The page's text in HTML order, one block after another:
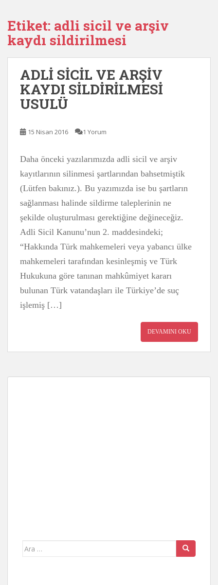
Etiket: adli sicil ve arşiv
kaydı sildirilmesi
ADLİ SİCİL VE ARŞİV
KAYDI SİLDİRİLMESİ
USULÜ
15 Nisan 2016 1 Yorum
Daha önceki yazılarımızda adli sicil ve arşiv
kayıtlarının silinmesi şartlarından bahsetmiştik
(Lütfen bakınız.). Bu yazımızda ise bu şartların
sağlanması halinde sildirme taleplerinin ne
şekilde oluşturulması gerektiğine değineceğiz.
Adli Sicil Kanunu’nun 2. maddesindeki;
“Hakkında Türk mahkemeleri veya yabancı ülke
mahkemeleri tarafından kesinleşmiş ve Türk
Hukukuna göre tanınan mahkûmiyet kararı
bulunan Türk vatandaşları ile Türkiye’de suç
işlemiş […]
DEVAMINI OKU
Arama